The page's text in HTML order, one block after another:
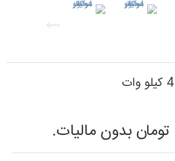
بدون مالیات.